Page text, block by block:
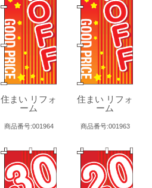
住まい リフォ
ーム
商品番号:001964
住まい リフォ
ーム
商品番号:001963